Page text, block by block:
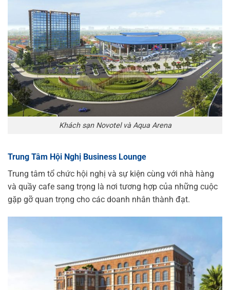
Khách sạn Novotel và Aqua Arena
Trung Tâm Hội Nghị Business Lounge
Trung tâm tổ chức hội nghị và sự kiện cùng với nhà hàng
và quầy cafe sang trọng là nơi tương hợp của những cuộc
gặp gỡ quan trọng cho các doanh nhân thành đạt.